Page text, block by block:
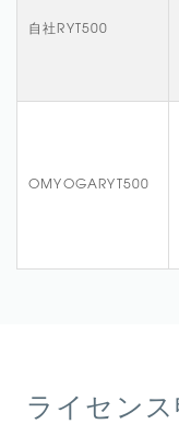
自社RYT500
OMYOGARYT500
ライセン